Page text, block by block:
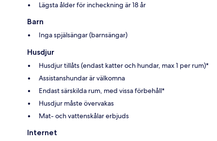
Lägsta ålder för incheckning är 18 år
Barn
Inga spjälsängar (barnsängar)
Husdjur
Husdjur tillåts (endast katter och hundar, max 1 per rum)*
Assistanshundar är välkomna
Endast särskilda rum, med vissa förbehåll*
Husdjur måste övervakas
Mat- och vattenskålar erbjuds
Internet